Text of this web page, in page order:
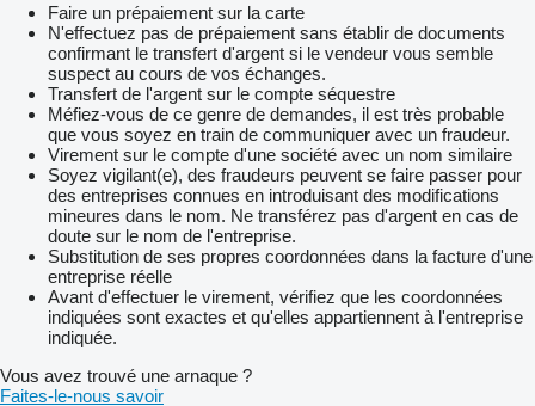
Faire un prépaiement sur la carte
N'effectuez pas de prépaiement sans établir de documents
confirmant le transfert d'argent si le vendeur vous semble
suspect au cours de vos échanges.
Transfert de l'argent sur le compte séquestre
Méfiez-vous de ce genre de demandes, il est très probable
que vous soyez en train de communiquer avec un fraudeur.
Virement sur le compte d'une société avec un nom similaire
Soyez vigilant(e), des fraudeurs peuvent se faire passer pour
des entreprises connues en introduisant des modifications
mineures dans le nom. Ne transférez pas d'argent en cas de
doute sur le nom de l'entreprise.
Substitution de ses propres coordonnées dans la facture d'une
entreprise réelle
Avant d'effectuer le virement, vérifiez que les coordonnées
indiquées sont exactes et qu'elles appartiennent à l'entreprise
indiquée.
Vous avez trouvé une arnaque ?
Faites-le-nous savoir